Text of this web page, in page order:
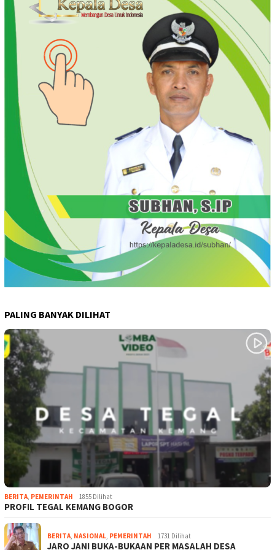
PALING BANYAK DILIHAT
BERITA, PEMERINTAH 1855 Dilihat
PROFIL TEGAL KEMANG BOGOR
BERITA, NASIONAL, PEMERINTAH 1731 Dilihat
JARO JANI BUKA-BUKAAN PER MASALAH DESA